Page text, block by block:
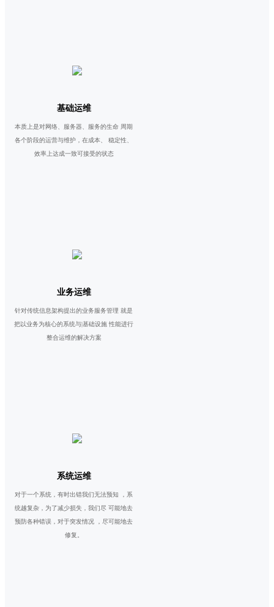
基础运维
本质上是对网络、服务器、服务的生命 周期
各个阶段的运营与维护，在成本、 稳定性、
效率上达成一致可接受的状态
业务运维
针对传统信息架构提出的业务服务管理 就是
把以业务为核心的系统与|基础设施 性能进行
整合运维的解决方案
系统运维
对于一个系统，有时出错我们无法预知 ，系
统越复杂，为了减少损失，我们尽 可能地去
预防各种错误，对于突发情况 ，尽可能地去
修复。